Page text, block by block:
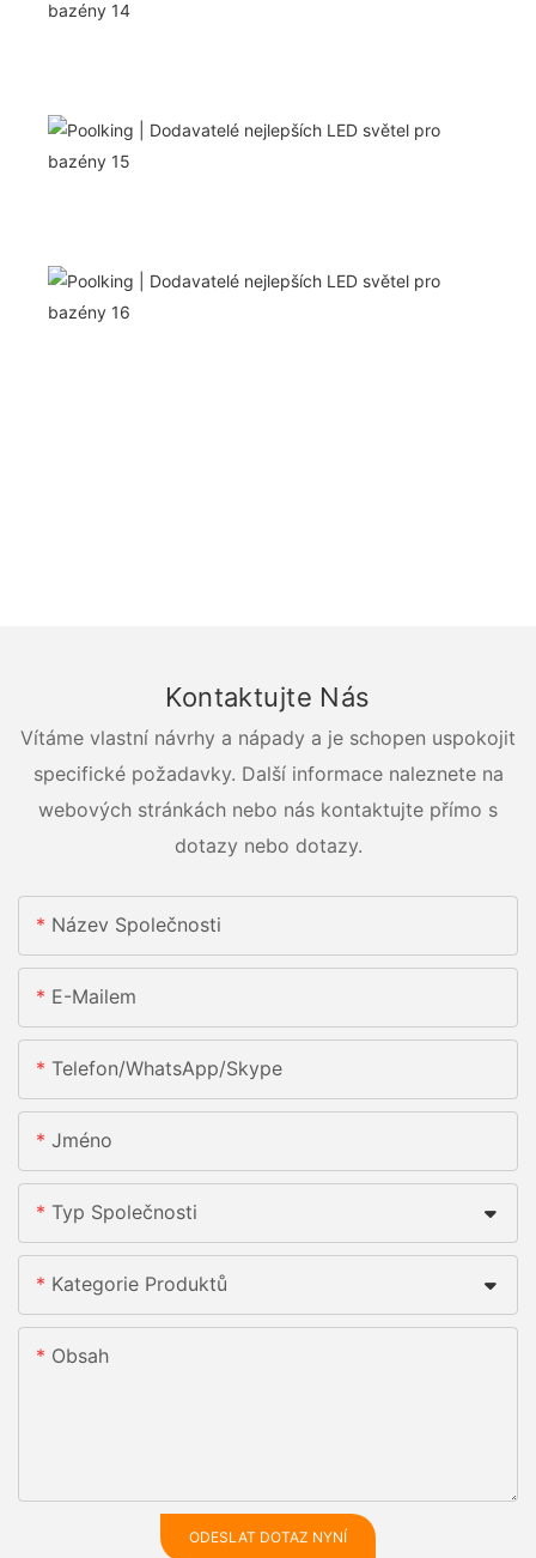
Kontaktujte Nás
Vítáme vlastní návrhy a nápady a je schopen uspokojit
specifické požadavky. Další informace naleznete na
webových stránkách nebo nás kontaktujte přímo s
dotazy nebo dotazy.
Název Společnosti
E-Mailem
Telefon/whatsApp/skype
Jméno
Typ Společnosti
Kategorie Produktů
Obsah
ODESLAT DOTAZ NYNÍ